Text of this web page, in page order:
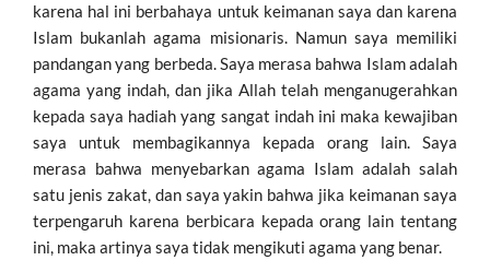
karena hal ini berbahaya untuk keimanan saya dan karena
Islam bukanlah agama misionaris. Namun saya memiliki
pandangan yang berbeda. Saya merasa bahwa Islam adalah
agama yang indah, dan jika Allah telah menganugerahkan
kepada saya hadiah yang sangat indah ini maka kewajiban
saya untuk membagikannya kepada orang lain. Saya
merasa bahwa menyebarkan agama Islam adalah salah
satu jenis zakat, dan saya yakin bahwa jika keimanan saya
terpengaruh karena berbicara kepada orang lain tentang
ini, maka artinya saya tidak mengikuti agama yang benar.